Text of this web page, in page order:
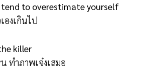
to overestimate yourself
องเกินไป
killer
ทำภาพเจ๋งเสมอ